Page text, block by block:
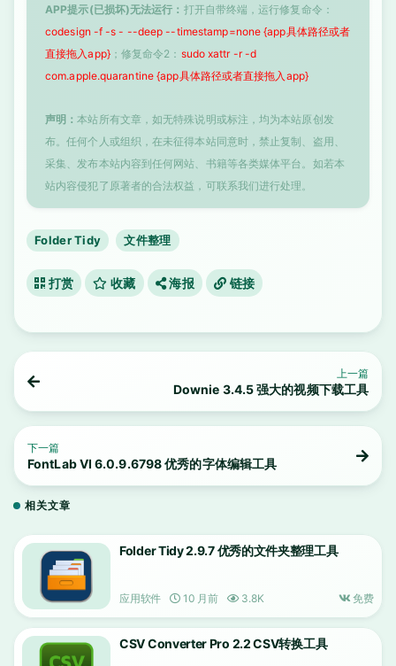
APP提示(已损坏)无法运行： 打开自带终端，运行修复命令：
codesign -f -s - --deep --timestamp=none {app具体路径或者
直接拖入app}；修复命令2： sudo xattr -r -d
com.apple.quarantine {app具体路径或者直接拖入app}
声明：本站所有文章，如无特殊说明或标注，均为本站原创发
布。任何个人或组织，在未征得本站同意时，禁止复制、盗用、
采集、发布本站内容到任何网站、书籍等各类媒体平台。如若本
站内容侵犯了原著者的合法权益，可联系我们进行处理。
Folder Tidy 文件整理
打赏 收藏 海报 链接
上一篇
Downie 3.4.5 强大的视频下载工具
下一篇
FontLab VI 6.0.9.6798 优秀的字体编辑工具
相关文章
Folder Tidy 2.9.7 优秀的文件夹整理工具
应用软件 10 月前 3.8K 免费
CSV Converter Pro 2.2 CSV转换工具